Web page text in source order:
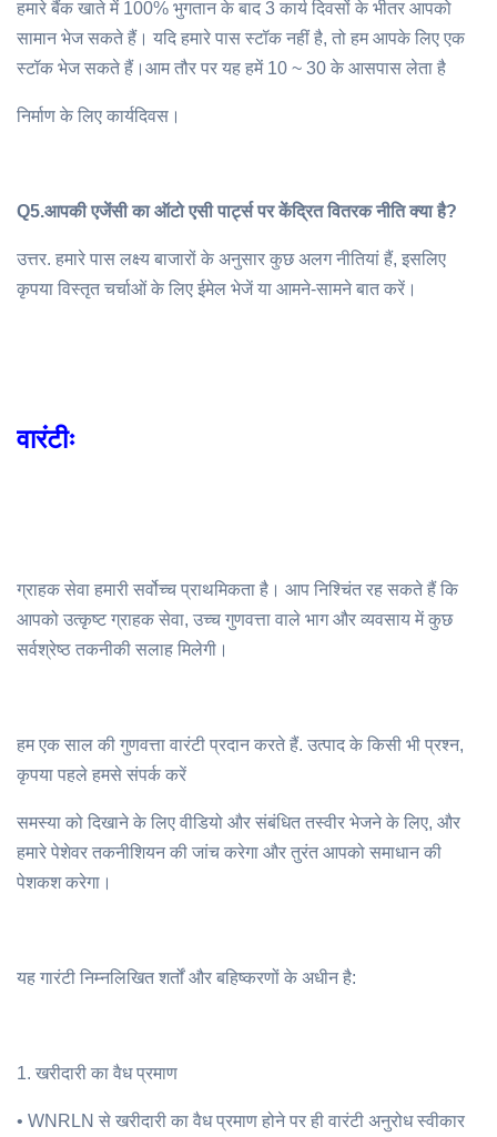
हमारे बैंक खाते में 100% भुगतान के बाद 3 कार्य दिवसों के भीतर आपको
सामान भेज सकते हैं। यदि हमारे पास स्टॉक नहीं है, तो हम आपके लिए एक
स्टॉक भेज सकते हैं।आम तौर पर यह हमें 10 ~ 30 के आसपास लेता है
निर्माण के लिए कार्यदिवस।
Q5.आपकी एजेंसी का ऑटो एसी पार्ट्स पर केंद्रित वितरक नीति क्या है?
उत्तर. हमारे पास लक्ष्य बाजारों के अनुसार कुछ अलग नीतियां हैं, इसलिए
कृपया विस्तृत चर्चाओं के लिए ईमेल भेजें या आमने-सामने बात करें।
वारंटीः
ग्राहक सेवा हमारी सर्वोच्च प्राथमिकता है। आप निश्चिंत रह सकते हैं कि
आपको उत्कृष्ट ग्राहक सेवा, उच्च गुणवत्ता वाले भाग और व्यवसाय में कुछ
सर्वश्रेष्ठ तकनीकी सलाह मिलेगी।
हम एक साल की गुणवत्ता वारंटी प्रदान करते हैं. उत्पाद के किसी भी प्रश्न,
कृपया पहले हमसे संपर्क करें
समस्या को दिखाने के लिए वीडियो और संबंधित तस्वीर भेजने के लिए, और
हमारे पेशेवर तकनीशियन की जांच करेगा और तुरंत आपको समाधान की
पेशकश करेगा।
यह गारंटी निम्नलिखित शर्तों और बहिष्करणों के अधीन है:
1. खरीदारी का वैध प्रमाण
• WNRLN से खरीदारी का वैध प्रमाण होने पर ही वारंटी अनुरोध स्वीकार